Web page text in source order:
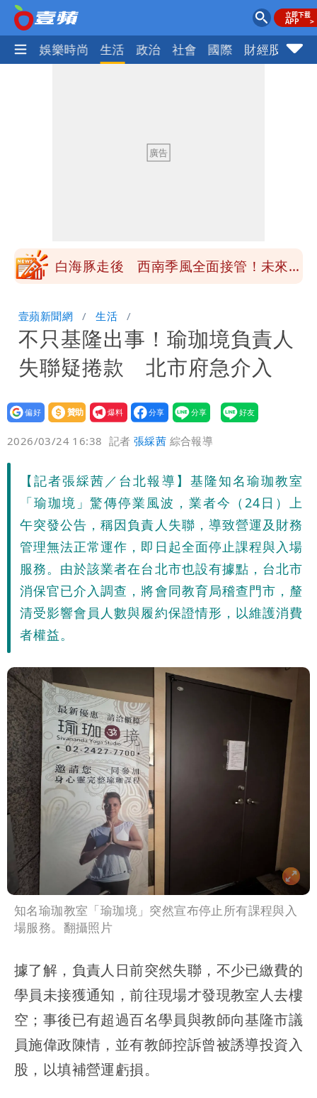
熱門 娛樂時尚 生活 政治 社會 國際 財經股市
姜厚任女友3碩1博都在騙？ 精神科醫
核武
白海豚走後 西南季風全面接管！未來一
他崩潰喊完蛋
黑面嫁女席開200桌搞成演唱會 她嫌高
調轉為感動「這是他愛我的方式」
以色列媒體驚爆：伊朗最高領袖緊急送醫
台北山區升級「大豪雨」！基隆北海岸逢
大潮 恐海水倒灌
澎湖13兒女擠住10坪屋 媽帶補助款離
家！縣府出手了
經紀人強吻女藝人「我又沒伸舌頭」 連
法官都怒了：相當噁心
桃園復興宣布今停班課！全台放假情形一
次看
慈濟遭詐10億 他點名顏博文下台：認
錯有那麼難嗎？
颱風相當有感！海警持續到明晨 北部風
雨這時才變小
五月天冠佑20歲女兒「遭AI假造不雅影
標準
姜厚任女友3碩1博都在騙？ 精神科醫
師：「幻謊者」無法治
壹蘋新聞網 生活
不只基隆出事！瑜珈境負責人
失聯疑捲款 北市府急介入
設為
贊助
我要
爆料
2026/03/24 16:38 記者張綵茜 綜合報導
【記者張綵茜／台北報導】基隆知名瑜珈教室
「瑜珈境」驚傳停業風波，業者今（24日）上
午突發公告，稱因負責人失聯，導致營運及財務
管理無法正常運作，即日起全面停止課程與入場
服務。由於該業者在台北市也設有據點，台北市
消保官已介入調查，將會同教育局稽查門市，釐
清受影響會員人數與履約保證情形，以維護消費
者權益。
知名瑜珈教室「瑜珈境」突然宣布停止所有課程與入
場服務。翻攝照片
據了解，負責人日前突然失聯，不少已繳費的
學員未接獲通知，前往現場才發現教室人去樓
空；事後已有超過百名學員與教師向基隆市議
員施偉政陳情，並有教師控訴曾被誘導投資入
股，以填補營運虧損。